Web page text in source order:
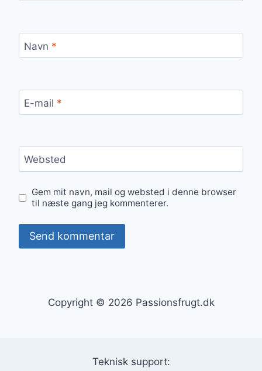
Navn *
E-mail *
Websted
Gem mit navn, mail og websted i denne browser
til næste gang jeg kommenterer.
Copyright © 2026 Passionsfrugt.dk
Teknisk support: